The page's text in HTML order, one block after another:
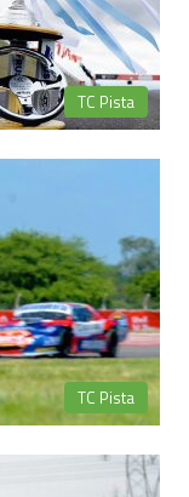
TC Pista
TC Pista